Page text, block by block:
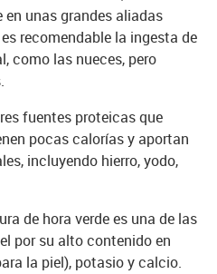
unas grandes aliadas
recomendable la ingesta de
como las nueces, pero
fuentes proteicas que
pocas calorías y aportan
incluyendo hierro, yodo,
de hora verde es una de las
por su alto contenido en
la piel), potasio y calcio.